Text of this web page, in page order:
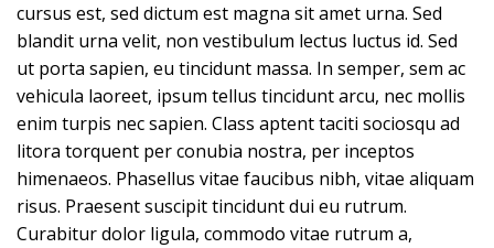
cursus est, sed dictum est magna sit amet urna. Sed
blandit urna velit, non vestibulum lectus luctus id. Sed
ut porta sapien, eu tincidunt massa. In semper, sem ac
vehicula laoreet, ipsum tellus tincidunt arcu, nec mollis
enim turpis nec sapien. Class aptent taciti sociosqu ad
litora torquent per conubia nostra, per inceptos
himenaeos. Phasellus vitae faucibus nibh, vitae aliquam
risus. Praesent suscipit tincidunt dui eu rutrum.
Curabitur dolor ligula, commodo vitae rutrum a,